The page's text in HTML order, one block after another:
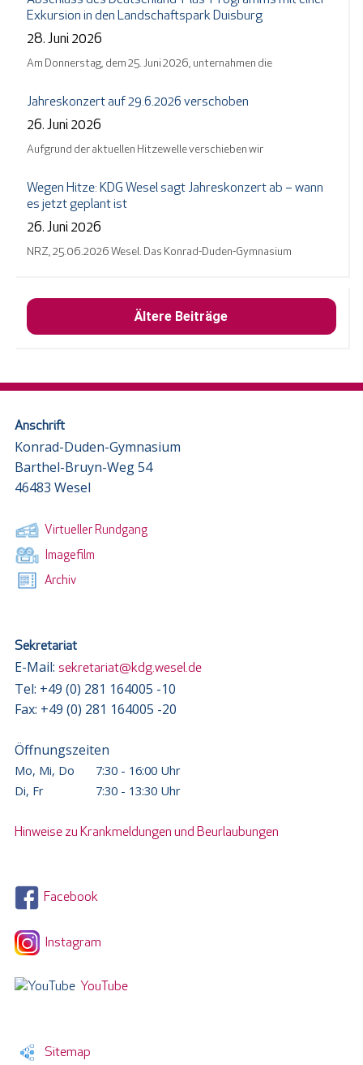
Exkursion in den Landschaftspark Duisburg
28. Juni 2026
Am Donnerstag, dem 25. Juni 2026, unternahmen die
Jahreskonzert auf 29.6.2026 verschoben
26. Juni 2026
Aufgrund der aktuellen Hitzewelle verschieben wir
Wegen Hitze: KDG Wesel sagt Jahreskonzert ab – wann
es jetzt geplant ist
26. Juni 2026
NRZ, 25.06.2026 Wesel. Das Konrad-Duden-Gymnasium
Ältere Beiträge
Anschrift
Konrad-Duden-Gymnasium
Barthel-Bruyn-Weg 54
46483 Wesel
Virtueller Rundgang
Imagefilm
Archiv
Sekretariat
E-Mail: sekretariat@kdg.wesel.de
Tel: +49 (0) 281 164005 -10
Fax: +49 (0) 281 164005 -20
Öffnungszeiten
Mo, Mi, Do
7:30 - 16:00 Uhr
Di, Fr
7:30 - 13:30 Uhr
Hinweise zu Krankmeldungen und Beurlaubungen
Facebook
Instagram
YouTube
Sitemap